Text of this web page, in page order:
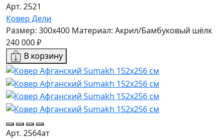
Арт. 2521
Ковер Дели
Размер: 300x400 Материал: Акрил/Бамбуковый шёлк
240 000 ₽
В корзину
Арт. 2564ат